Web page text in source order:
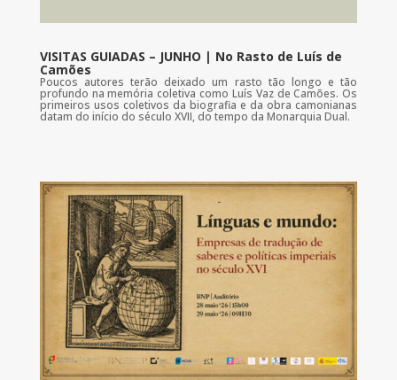
VISITAS GUIADAS – JUNHO | No Rasto de Luís de
Camões
Poucos autores terão deixado um rasto tão longo e tão
profundo na memória coletiva como Luís Vaz de Camões. Os
primeiros usos coletivos da biografia e da obra camonianas
datam do início do século XVII, do tempo da Monarquia Dual.